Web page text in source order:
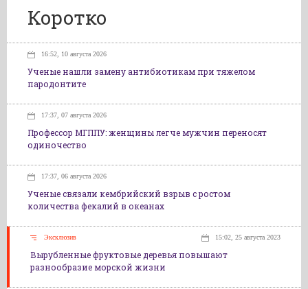
Коротко
16:52, 10 августа 2026
Ученые нашли замену антибиотикам при тяжелом
пародонтите
17:37, 07 августа 2026
Профессор МГППУ: женщины легче мужчин переносят
одиночество
17:37, 06 августа 2026
Ученые связали кембрийский взрыв с ростом
количества фекалий в океанах
Эксклюзив 15:02, 25 августа 2023
Вырубленные фруктовые деревья повышают
разнообразие морской жизни